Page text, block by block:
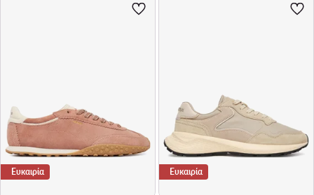
Ευκαιρία Ευκαιρία